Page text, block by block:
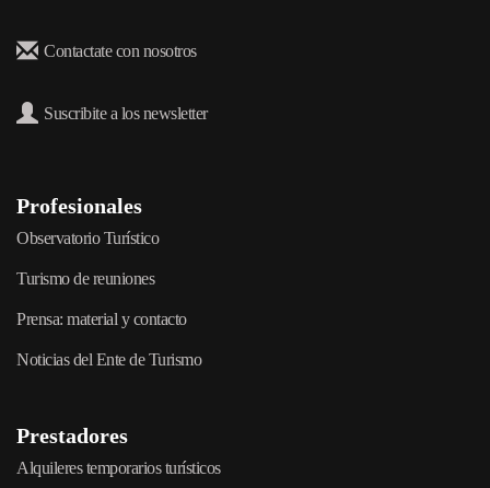
Contactate con nosotros
Suscribite a los newsletter
Profesionales
Observatorio Turístico
Turismo de reuniones
Prensa: material y contacto
Noticias del Ente de Turismo
Prestadores
Alquileres temporarios turísticos